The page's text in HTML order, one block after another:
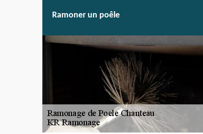
Ramoner un poêle